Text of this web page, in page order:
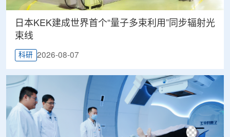
日本KEK建成世界首个“量子多束利用”同步辐射光
束线
科研 2026-08-07